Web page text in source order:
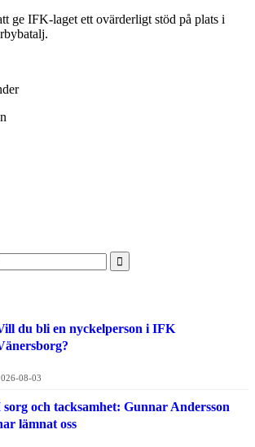
ge IFK-laget ett ovärderligt stöd på plats i
du bli en nyckelperson i IFK
08-03
sorg och tacksamhet: Gunnar Andersson
lämnat oss